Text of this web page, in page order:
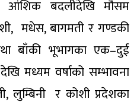
आंशिक बदलीदेखि मौसम
मधेस, बागमती र गण्डकी
बाँकी भूभागका एक–दुई
मध्यम वर्षाको सम्भावना
लुम्बिनी र कोशी प्रदेशका